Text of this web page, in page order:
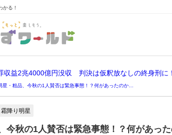
かる！
収益2兆4000億円没収 判決は仮釈放なしの終身刑に！
星・粗品、今秋の1人賛否は緊急事態！？何があったのか…
霜降り明星
今秋の1人賛否は緊急事態！？何があっ